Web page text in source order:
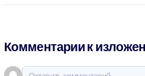
Комментарии к